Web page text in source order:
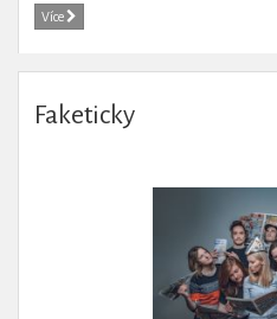
Více
Faketicky